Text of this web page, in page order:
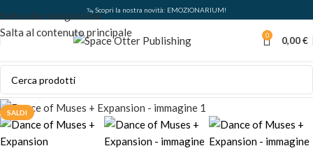
Salta alla navigazione
Salta al contenuto principale
🦦 Scopri la nostra novità: EMOZIONARIUM!
0 0,00€
SALDI